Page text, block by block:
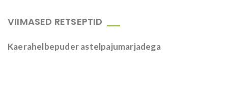
VIIMASED RETSEPTID
Kaerahelbepuder astelpajumarjadega